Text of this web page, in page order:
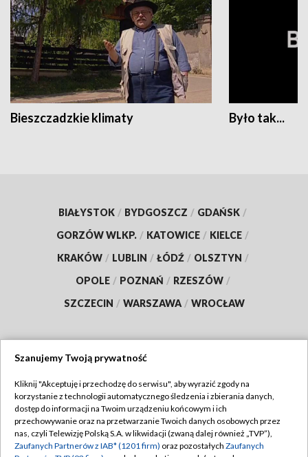
Bieszczadzkie klimaty Było tak...
BIAŁYSTOK / BYDGOSZCZ / GDAŃSK /
GORZÓW WLKP. / KATOWICE / KIELCE /
KRAKÓW / LUBLIN / ŁÓDŹ / OLSZTYN /
OPOLE / POZNAŃ / RZESZÓW /
SZCZECIN / WARSZAWA / WROCŁAW
TVP
Abonament TVP
Emisja w TVP
Regulamin TVP
Polityka prywatności
Szanujemy Twoją prywatność
Kliknij "Akceptuję i przechodzę do serwisu", aby wyrazić zgody na
korzystanie z technologii automatycznego śledzenia i zbierania danych,
dostęp do informacji na Twoim urządzeniu końcowym i ich
przechowywanie oraz na przetwarzanie Twoich danych osobowych przez
nas, czyli Telewizję Polską S.A. w likwidacji (zwaną dalej również „TVP”),
Zaufanych Partnerów z IAB* (1201 firm) oraz pozostałych Zaufanych